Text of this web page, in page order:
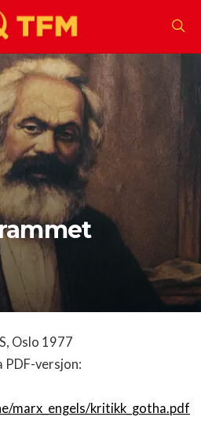
Oslo 1977
versjon:
marx_engels/kritikk_gotha.pdf